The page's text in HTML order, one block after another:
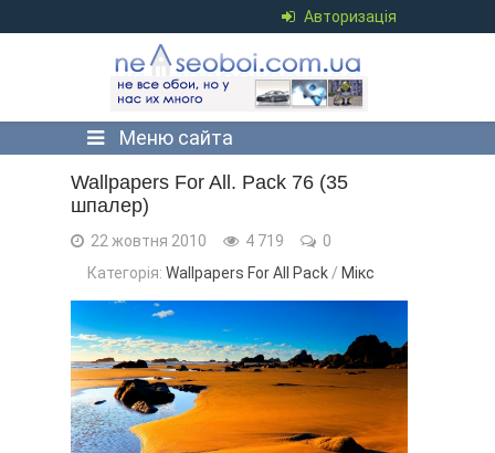
Авторизація
Меню сайта
Wallpapers For All. Pack 76 (35
шпалер)
22 жовтня 2010 4 719
0
Категорія: Wallpapers For All Pack / Мікс